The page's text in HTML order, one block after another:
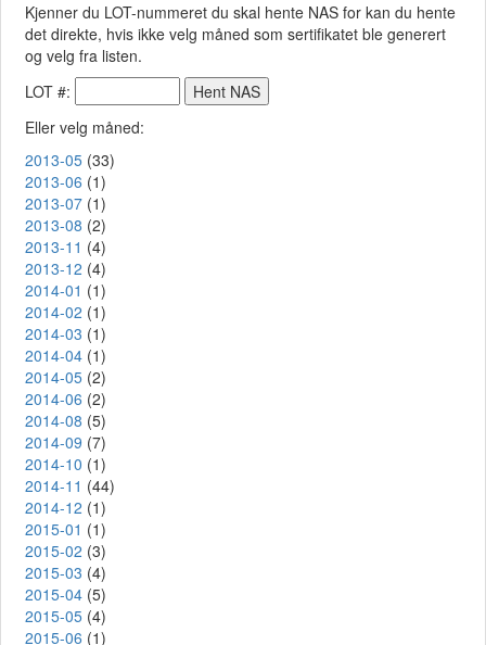
Kjenner du LOT-nummeret du skal hente NAS for kan du hente
det direkte, hvis ikke velg måned som sertifikatet ble generert
og velg fra listen.
LOT #:
Eller velg måned:
2013-05 (33)
2013-06 (1)
2013-07 (1)
2013-08 (2)
2013-11 (4)
2013-12 (4)
2014-01 (1)
2014-02 (1)
2014-03 (1)
2014-04 (1)
2014-05 (2)
2014-06 (2)
2014-08 (5)
2014-09 (7)
2014-10 (1)
2014-11 (44)
2014-12 (1)
2015-01 (1)
2015-02 (3)
2015-03 (4)
2015-04 (5)
2015-05 (4)
2015-06 (1)